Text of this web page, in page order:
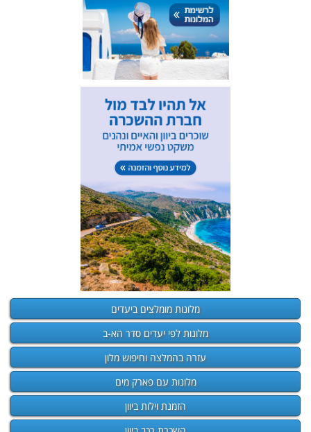
מלונות מומלצים ביעדים
מלונות לפי יעדים סדר הא-ב
עזרה בהמלצה וחיפוש מלון
מלונות עם פארק מים
הזמנת וילות ביוון